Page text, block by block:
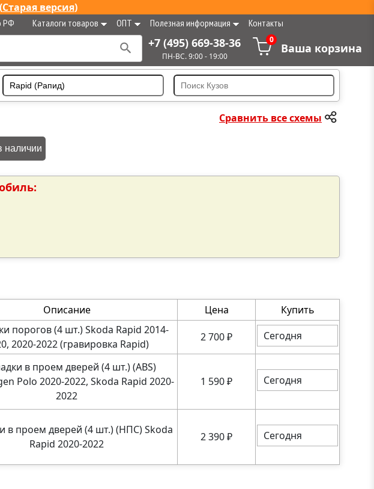
(Старая версия)
РФ Каталоги товаров ОПТ Полезная информация Контакты
+7 (495) 669-38-36
ПН-ВС. 9:00 - 19:00
0
Ваша корзина
Сравнить все схемы
наличии
Описание Цена Купить
порогов (4 шт.) Skoda Rapid 2014-
2020-2022 (гравировка Rapid)
2 700₽ Сегодня
в проем дверей (4 шт.) (ABS)
Polo 2020-2022, Skoda Rapid 2020-
2022
1 590₽ Сегодня
в проем дверей (4 шт.) (НПС) Skoda
Rapid 2020-2022
2 390₽ Сегодня